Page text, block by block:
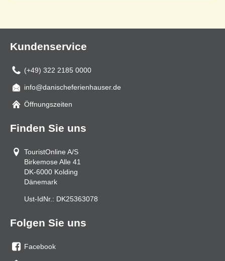
Kundenservice
(+49) 322 2185 0000
Mail
info@danischeferienhauser.de
Öffnungszeiten
Finden Sie uns
TouristOnline A/S
Birkemose Alle 41
DK-6000 Kolding
Dänemark
Ust-IdNr.: DK25363078
Folgen Sie uns
Sie
Facebook